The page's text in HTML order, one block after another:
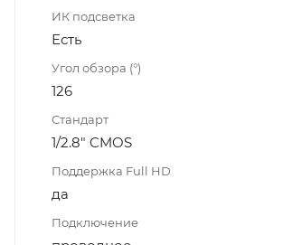
ИК подсветка
Есть
Угол обзора (°)
126
Стандарт
1/2.8" CMOS
Поддержка Full HD
да
Подключение